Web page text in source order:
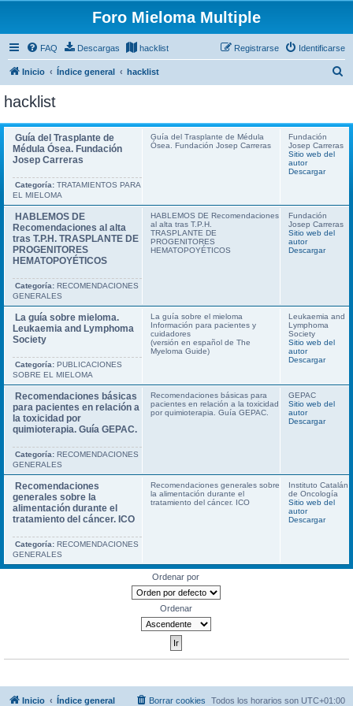
Foro Mieloma Multiple
FAQ Descargas hacklist Identificarse
Registrarse
Inicio Índice general hacklist
c
hacklist
Guía del Trasplante de
Médula Ósea. Fundación
Josep Carreras
Categoría: TRATAMIENTOS PARA
EL MIELOMA
Guía del Trasplante de Médula
Ósea. Fundación Josep Carreras
Fundación
Josep Carreras
Sitio web del
autor
Descargar
HABLEMOS DE
Recomendaciones al alta
tras T.P.H. TRASPLANTE DE
PROGENITORES
HEMATOPOYÉTICOS
Categoría: RECOMENDACIONES
GENERALES
HABLEMOS DE Recomendaciones
al alta tras T.P.H.
TRASPLANTE DE
PROGENITORES
HEMATOPOYÉTICOS
Fundación
Josep Carreras
Sitio web del
autor
Descargar
La guía sobre mieloma.
Leukaemia and Lymphoma
Society
Categoría: PUBLICACIONES
SOBRE EL MIELOMA
La guía sobre el mieloma
Información para pacientes y
cuidadores
(versión en español de The
Myeloma Guide)
Leukaemia and
Lymphoma
Society
Sitio web del
autor
Descargar
Recomendaciones básicas
para pacientes en relación a
la toxicidad por
quimioterapia. Guía GEPAC.
Categoría: RECOMENDACIONES
GENERALES
Recomendaciones básicas para
pacientes en relación a la toxicidad
por quimioterapia. Guía GEPAC.
GEPAC
Sitio web del
autor
Descargar
Recomendaciones
generales sobre la
alimentación durante el
tratamiento del cáncer. ICO
Categoría: RECOMENDACIONES
GENERALES
Recomendaciones generales sobre
la alimentación durante el
tratamiento del cáncer. ICO
Instituto Catalán
de Oncología
Sitio web del
autor
Descargar
Ordenar por
Ordenar
Inicio Índice general Todos los horarios son UTC+01:00
Borrar cookies